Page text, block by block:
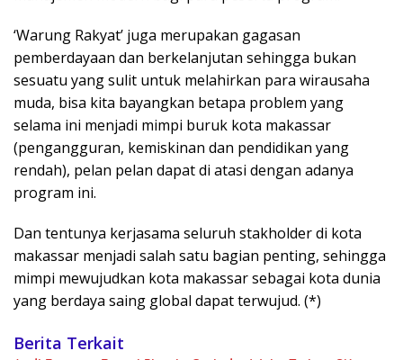
‘Warung Rakyat’ juga merupakan gagasan
pemberdayaan dan berkelanjutan sehingga bukan
sesuatu yang sulit untuk melahirkan para wirausaha
muda, bisa kita bayangkan betapa problem yang
selama ini menjadi mimpi buruk kota makassar
(pengangguran, kemiskinan dan pendidikan yang
rendah), pelan pelan dapat di atasi dengan adanya
program ini.
Dan tentunya kerjasama seluruh stakholder di kota
makassar menjadi salah satu bagian penting, sehingga
mimpi mewujudkan kota makassar sebagai kota dunia
yang berdaya saing global dapat terwujud. (*)
Berita Terkait